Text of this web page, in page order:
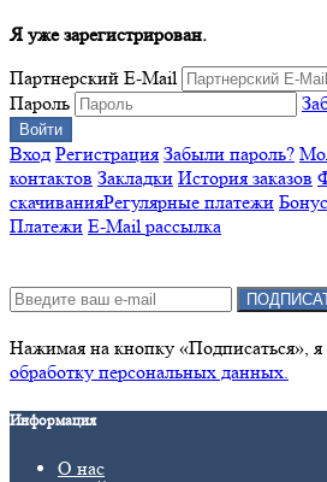
Я уже зарегистрирован.
Партнерский E-Mail
Пароль
Вход Регистрация Забыли пароль?
контактов Закладки История заказов
скачиванияРегулярные платежи
Платежи E-Mail рассылка
Нажимая на кнопку «Подписаться», я
обработку персональных данных.
Информация
О нас